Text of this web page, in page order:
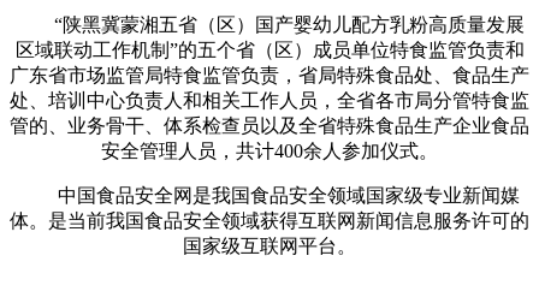
“陕黑冀蒙湘五省（区）国产婴幼儿配方乳粉高质量发展
区域联动工作机制”的五个省（区）成员单位特食监管负责和
广东省市场监管局特食监管负责，省局特殊食品处、食品生产
处、培训中心负责人和相关工作人员，全省各市局分管特食监
管的、业务骨干、体系检查员以及全省特殊食品生产企业食品
安全管理人员，共计400余人参加仪式。
中国食品安全网是我国食品安全领域国家级专业新闻媒
体。是当前我国食品安全领域获得互联网新闻信息服务许可的
国家级互联网平台。